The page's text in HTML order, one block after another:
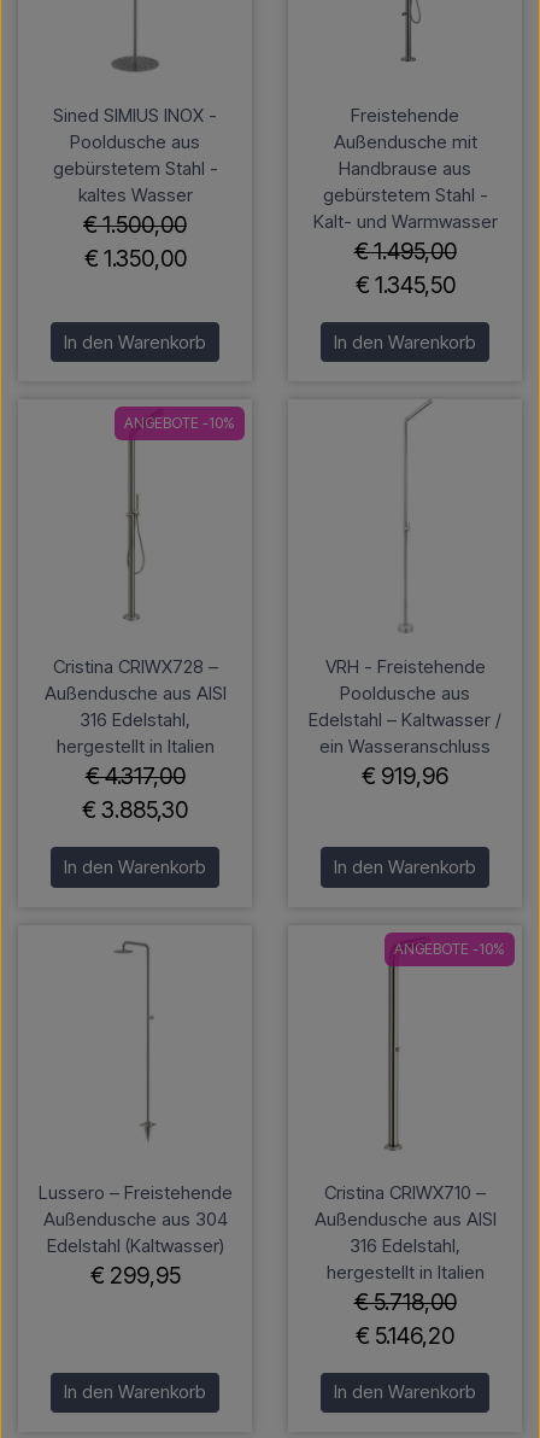
Sined SIMIUS INOX -
Pooldusche aus
gebürstetem Stahl -
kaltes Wasser
€ 1.500,00
€ 1.350,00
In den Warenkorb
Freistehende
Außendusche mit
Handbrause aus
gebürstetem Stahl -
Kalt- und Warmwasser
€ 1.495,00
€ 1.345,50
In den Warenkorb
ANGEBOTE -10%
Cristina CRIWX728 –
Außendusche aus AISI
316 Edelstahl,
hergestellt in Italien
€ 4.317,00
€ 3.885,30
In den Warenkorb
VRH - Freistehende
Pooldusche aus
Edelstahl – Kaltwasser /
ein Wasseranschluss
€ 919,96
In den Warenkorb
Lussero – Freistehende
Außendusche aus 304
Edelstahl (Kaltwasser)
€ 299,95
In den Warenkorb
ANGEBOTE -10%
Cristina CRIWX710 –
Außendusche aus AISI
316 Edelstahl,
hergestellt in Italien
€ 5.718,00
€ 5.146,20
In den Warenkorb